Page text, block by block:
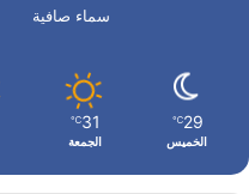
سماء صافية
29
℃
الخميس
31
℃
الجمعة